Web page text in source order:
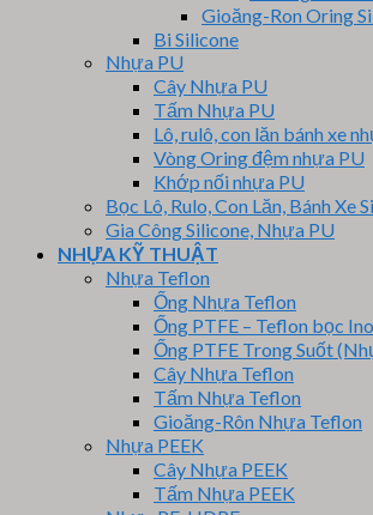
Gioăng-Ron Oring
Bi Silicone
Nhựa PU
Cây Nhựa PU
Tấm Nhựa PU
Lô, rulô, con lăn bánh xe
Vòng Oring đệm nhựa PU
Khớp nối nhựa PU
Bọc Lô, Rulo, Con Lăn, Bánh Xe
Gia Công Silicone, Nhựa PU
NHỰA KỸ THUẬT
Nhựa Teflon
Ống Nhựa Teflon
Ống PTFE – Teflon bọc
Ống PTFE Trong Suốt
Cây Nhựa Teflon
Tấm Nhựa Teflon
Gioăng-Rôn Nhựa Teflon
Nhựa PEEK
Cây Nhựa PEEK
Tấm Nhựa PEEK